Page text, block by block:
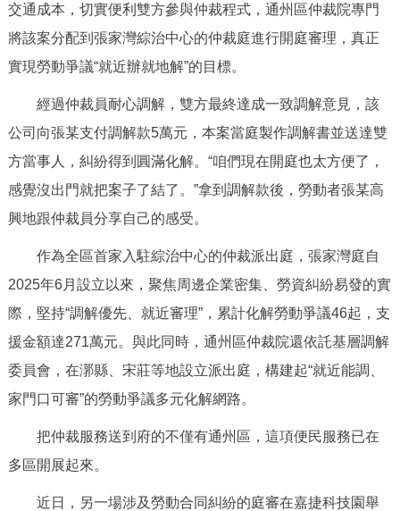
政民互動
參與調查 線上訪談 圖説互動
北京概況 十六區概覽
綠色北京 圖説北京 視頻北京
多語種
ENGLISH 한국어 日本語
ESPAÑOL
交通成本，切實便利雙方參與仲裁程式，通州區仲裁院專門
將該案分配到張家灣綜治中心的仲裁庭進行開庭審理，真正
實現勞動爭議“就近辦就地解”的目標。
經過仲裁員耐心調解，雙方最終達成一致調解意見，該
公司向張某支付調解款5萬元，本案當庭製作調解書並送達雙
方當事人，糾紛得到圓滿化解。“咱們現在開庭也太方便了，
感覺沒出門就把案子了結了。”拿到調解款後，勞動者張某高
興地跟仲裁員分享自己的感受。
作為全區首家入駐綜治中心的仲裁派出庭，張家灣庭自
2025年6月設立以來，聚焦周邊企業密集、勞資糾紛易發的實
際，堅持“調解優先、就近審理”，累計化解勞動爭議46起，支
援金額達271萬元。與此同時，通州區仲裁院還依託基層調解
委員會，在漷縣、宋莊等地設立派出庭，構建起“就近能調、
家門口可審”的勞動爭議多元化解網路。
把仲裁服務送到府的不僅有通州區，這項便民服務已在
多區開展起來。
近日，另一場涉及勞動合同糾紛的庭審在嘉捷科技園舉